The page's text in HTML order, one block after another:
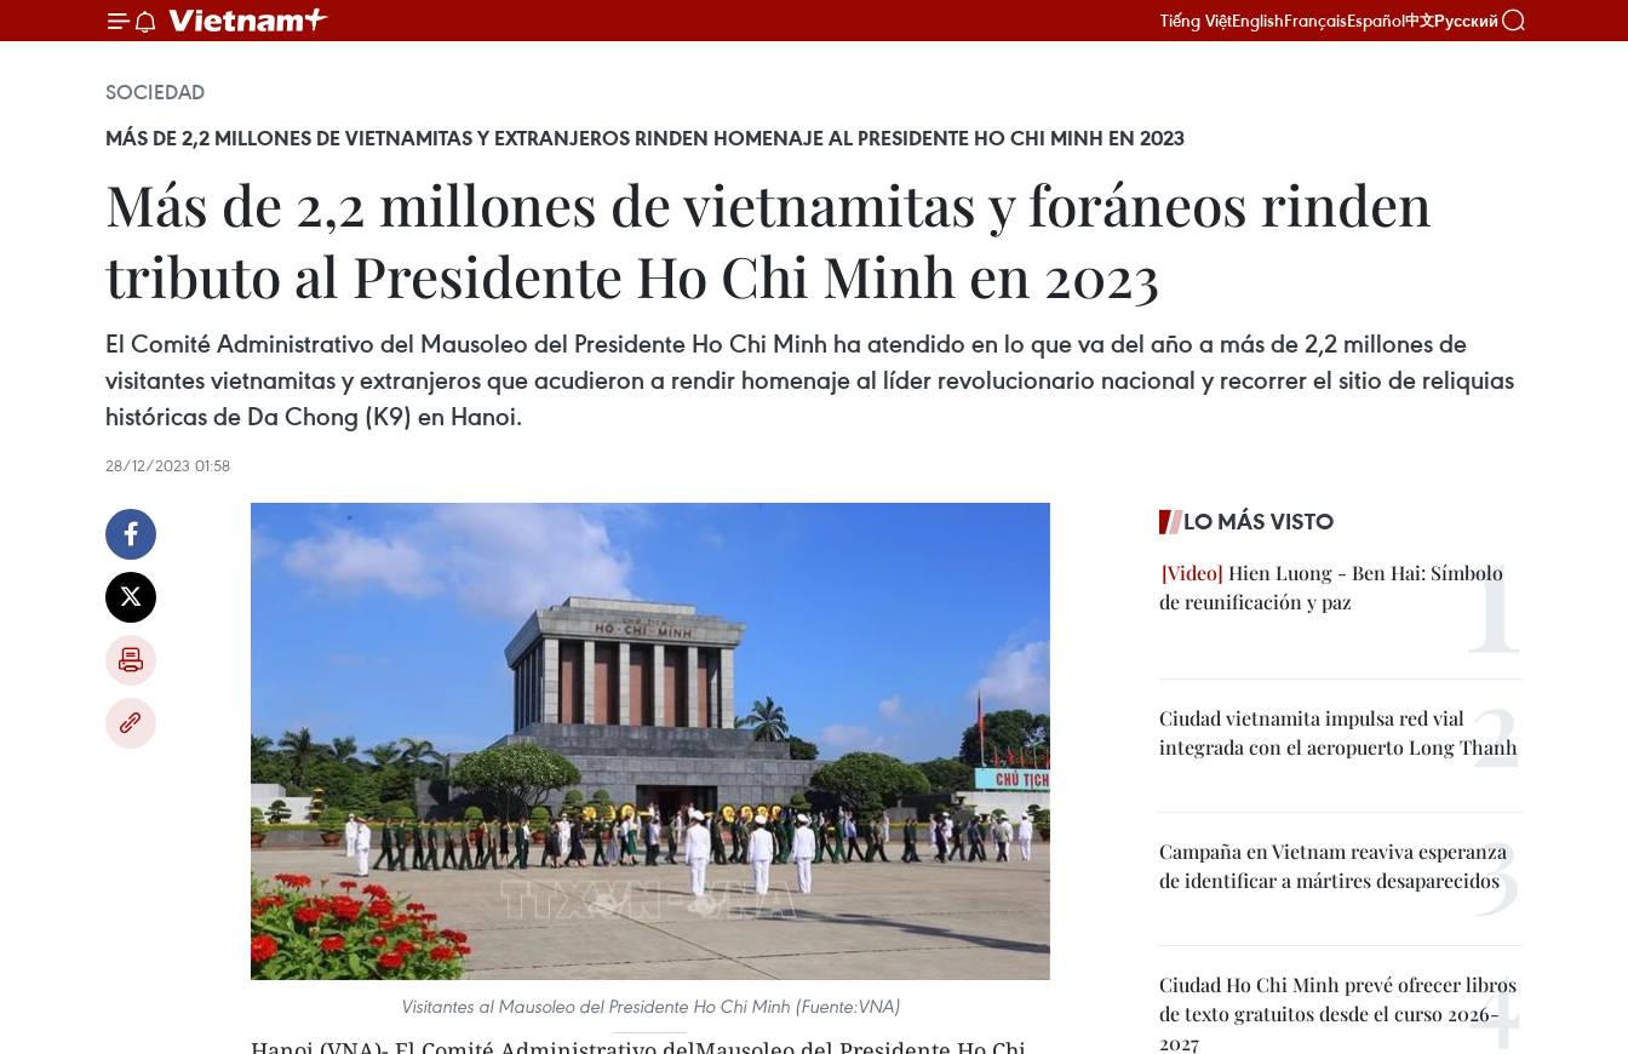
Tiếng ViệtEnglishFrançaisEspañol中文Русский
SOCIEDAD
MÁS DE 2,2 MILLONES DE VIETNAMITAS Y EXTRANJEROS RINDEN HOMENAJE AL PRESIDENTE HO CHI MINH EN 2023
Más de 2,2 millones de vietnamitas y foráneos rinden
tributo al Presidente Ho Chi Minh en 2023
El Comité Administrativo del Mausoleo del Presidente Ho Chi Minh ha atendido en lo que va del año a más de 2,2 millones de
visitantes vietnamitas y extranjeros que acudieron a rendir homenaje al líder revolucionario nacional y recorrer el sitio de reliquias
históricas de Da Chong (K9) en Hanoi.
28/12/2023 01:58
Visitantes al Mausoleo del Presidente Ho Chi Minh (Fuente:VNA)
LO MÁS VISTO
Hien Luong - Ben Hai: Símbolo
de reunificación y paz
Ciudad vietnamita impulsa red vial
integrada con el aeropuerto Long Thanh
Campaña en Vietnam reaviva esperanza
de identificar a mártires desaparecidos
Ciudad Ho Chi Minh prevé ofrecer libros
de texto gratuitos desde el curso 2026-
2027